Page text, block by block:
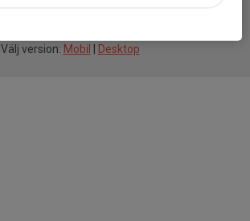
Välj version: Mobil Desktop